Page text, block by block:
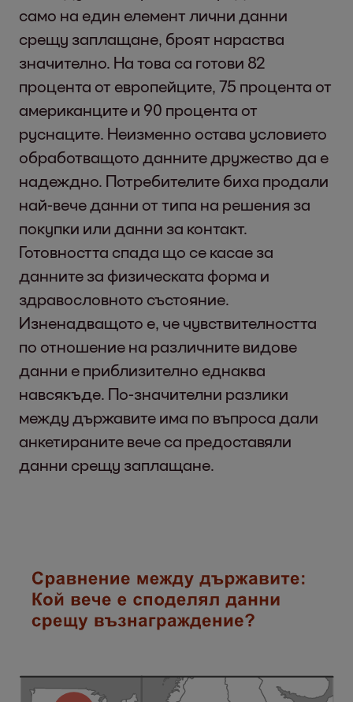
само на един елемент лични данни
срещу заплащане, броят нараства
значително. На това са готови 82
процента от европейците, 75 процента от
американците и 90 процента от
руснаците. Неизменно остава условието
обработващото данните дружество да е
надеждно. Потребителите биха продали
най-вече данни от типа на решения за
покупки или данни за контакт.
Готовността спада що се касае за
данните за физическата форма и
здравословното състояние.
Изненадващото е, че чувствителността
по отношение на различните видове
данни е приблизително еднаква
навсякъде. По-значителни разлики
между държавите има по въпроса дали
анкетираните вече са предоставяли
данни срещу заплащане.